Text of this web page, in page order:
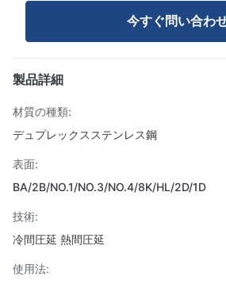
今すぐ問い合わ
製品詳細
材質の種類:
デュプレックスステンレス鋼
表面:
BA/2B/NO.1/NO.3/NO.4/8K/HL/2D/1D
技術:
冷間圧延 熱間圧延
使用法: